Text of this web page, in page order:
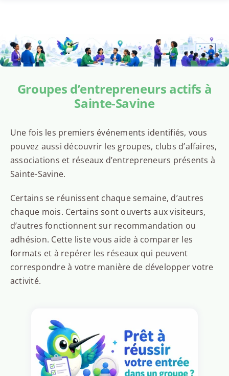
Groupes d’entrepreneurs actifs à
Sainte-Savine
Une fois les premiers événements identifiés, vous
pouvez aussi découvrir les groupes, clubs d’affaires,
associations et réseaux d’entrepreneurs présents à
Sainte-Savine.
Certains se réunissent chaque semaine, d’autres
chaque mois. Certains sont ouverts aux visiteurs,
d’autres fonctionnent sur recommandation ou
adhésion. Cette liste vous aide à comparer les
formats et à repérer les réseaux qui peuvent
correspondre à votre manière de développer votre
activité.